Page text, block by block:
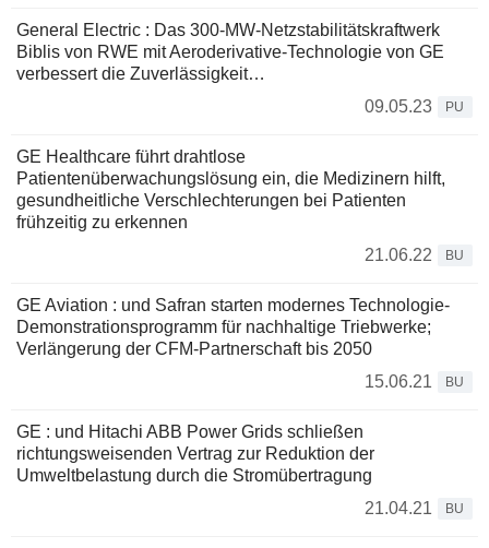
General Electric : Das 300-MW-Netzstabilitätskraftwerk
Biblis von RWE mit Aeroderivative-Technologie von GE
verbessert die Zuverlässigkeit…
09.05.23
PU
GE Healthcare führt drahtlose
Patientenüberwachungslösung ein, die Medizinern hilft,
gesundheitliche Verschlechterungen bei Patienten
frühzeitig zu erkennen
21.06.22
BU
GE Aviation : und Safran starten modernes Technologie-
Demonstrationsprogramm für nachhaltige Triebwerke;
Verlängerung der CFM-Partnerschaft bis 2050
15.06.21
BU
GE : und Hitachi ABB Power Grids schließen
richtungsweisenden Vertrag zur Reduktion der
Umweltbelastung durch die Stromübertragung
21.04.21
BU